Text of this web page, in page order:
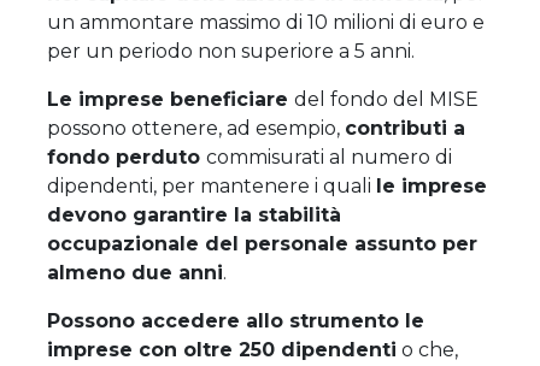
un ammontare massimo di 10 milioni di euro e
per un periodo non superiore a 5 anni.
Le imprese beneficiare del fondo del MISE
possono ottenere, ad esempio, contributi a
fondo perduto commisurati al numero di
dipendenti, per mantenere i quali le imprese
devono garantire la stabilità
occupazionale del personale assunto per
almeno due anni.
Possono accedere allo strumento le
imprese con oltre 250 dipendenti o che,